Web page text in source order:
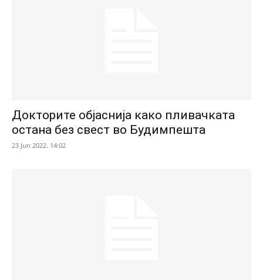
Докторите објаснија како пливачката
остана без свест во Будимпешта
23 Jun 2022. 14:02